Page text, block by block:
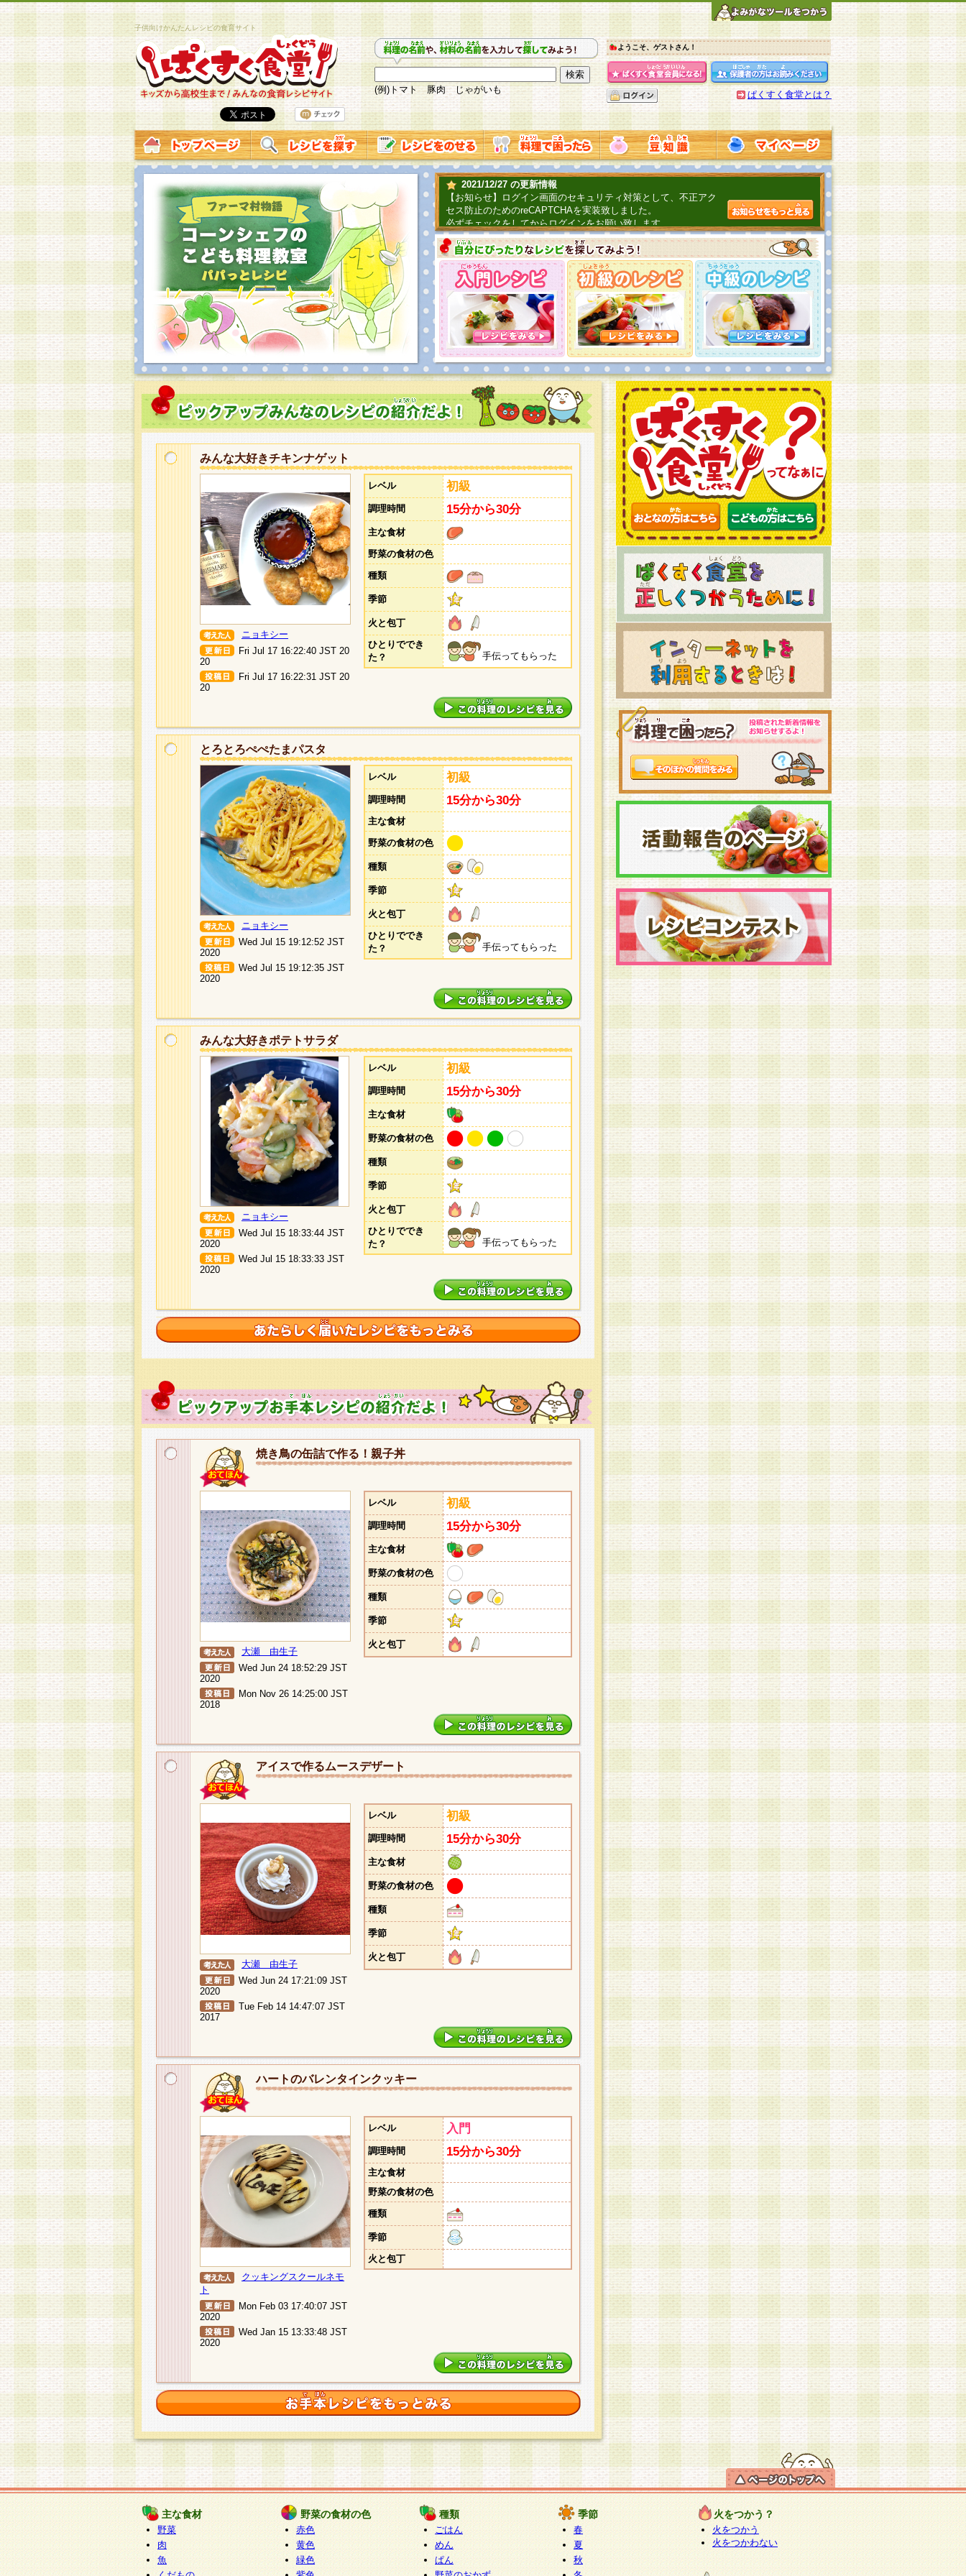
子供向けかんたんレシピの食育サイト
(例)トマト 豚肉 じゃがいも
ようこそ、ゲストさん！
ぱくすく食堂とは？
2021/12/27 の更新情報
【お知らせ】ログイン画面のセキュリティ対策として、不正アク
セス防止のためのreCAPTCHAを実装致しました。
必ずチェックをしてからログインをお願い致します。
2019/06/04 の更新情報
ファーマ村からコーンシェフが簡単レシピを紹介するよ！こちら
2018/07/01 の更新情報
チャレンジ企画第三弾！お母さん、お父さんへ日頃の感謝をこめ
てごはんを作ろう！は終了致しました。たくさんの投稿、ありが
とうございました。次回企画もお楽しみに！
みんな大好きチキンナゲット
ニョキシー
Fri Jul 17 16:22:40 JST 20
20
Fri Jul 17 16:22:31 JST 20
20
レベル 初級
調理時間 15分から30分
主な食材
野菜の食材の色
種類
季節
火と包丁
ひとりででき
た？
手伝ってもらった
とろとろぺぺたまパスタ
ニョキシー
Wed Jul 15 19:12:52 JST
2020
Wed Jul 15 19:12:35 JST
2020
レベル 初級
調理時間 15分から30分
主な食材
野菜の食材の色
種類
季節
火と包丁
ひとりででき
た？
手伝ってもらった
みんな大好きポテトサラダ
ニョキシー
Wed Jul 15 18:33:44 JST
2020
Wed Jul 15 18:33:33 JST
2020
レベル 初級
調理時間 15分から30分
主な食材
野菜の食材の色
種類
季節
火と包丁
ひとりででき
た？
手伝ってもらった
焼き鳥の缶詰で作る！親子丼
大瀬 由生子
Wed Jun 24 18:52:29 JST
2020
Mon Nov 26 14:25:00 JST
2018
レベル 初級
調理時間 15分から30分
主な食材
野菜の食材の色
種類
季節
火と包丁
アイスで作るムースデザート
大瀬 由生子
Wed Jun 24 17:21:09 JST
2020
Tue Feb 14 14:47:07 JST
2017
レベル 初級
調理時間 15分から30分
主な食材
野菜の食材の色
種類
季節
火と包丁
ハートのバレンタインクッキー
クッキングスクールネモ
ト
Mon Feb 03 17:40:07 JST
2020
Wed Jan 15 13:33:48 JST
2020
レベル 入門
調理時間 15分から30分
主な食材
野菜の食材の色
種類
季節
火と包丁
主な食材
野菜
肉
魚
野菜の食材の色
赤色
黄色
緑色
種類
ごはん
めん
ぱん
季節
春
夏
秋
火をつかう？
火をつかう
火をつかわない